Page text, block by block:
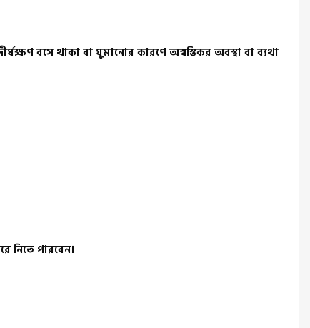
বসে থাকা বা ঘুমানোর কারণে অস্বস্তিকর অবস্থা বা ব্যথা
নিতে পারবেন।